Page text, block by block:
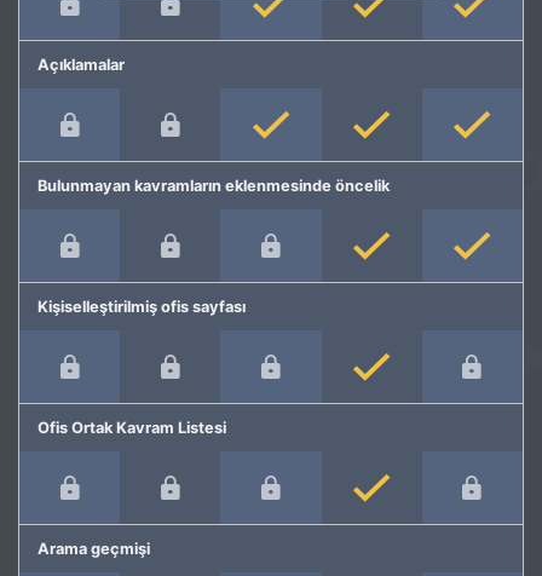
Açıklamalar
Bulunmayan kavramların eklenmesinde öncelik
Kişiselleştirilmiş ofis sayfası
Ofis Ortak Kavram Listesi
Arama geçmişi